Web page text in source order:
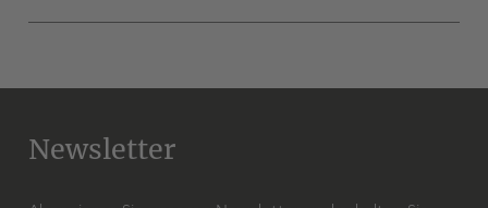
Newsletter